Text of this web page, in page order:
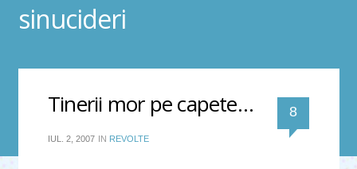
sinucideri
Tinerii mor pe capete… 8
IUL. 2, 2007 IN REVOLTE